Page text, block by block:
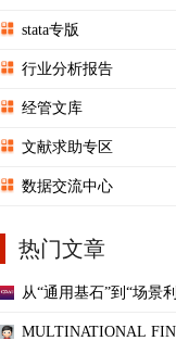
stata专版
行业分析报告
经管文库
文献求助专区
数据交流中心
热门文章
从“通用基石”到“场景
MULTINATIONAL